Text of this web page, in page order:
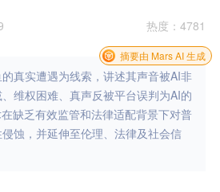
热度 ：4781
真实遭遇为线索，讲述其声音被AI非
维权困难、真声反被平台误判为AI的
缺乏有效监管和法律适配背景下对普
蚀，并延伸至伦理、法律及社会信
摘要由 Mars AI 生成